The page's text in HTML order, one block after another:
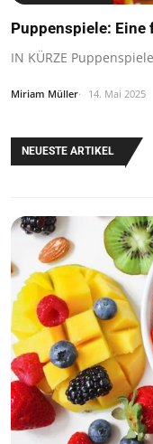
Puppenspiele: Eine
IN KÜRZE
Miriam Müller 14. Mai 2025
NEUESTE ARTIKEL